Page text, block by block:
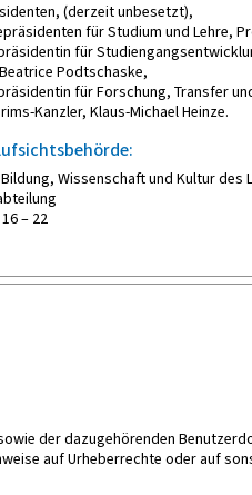
(derzeit unbesetzt),
für Studium und Lehre,
für
Podtschaske,
für Forschung, Transfer
Kanzler, Klaus-Michael Heinze.
Wissenschaft und Kultur des
– 22
der dazugehörenden
auf Urheberrechte oder auf